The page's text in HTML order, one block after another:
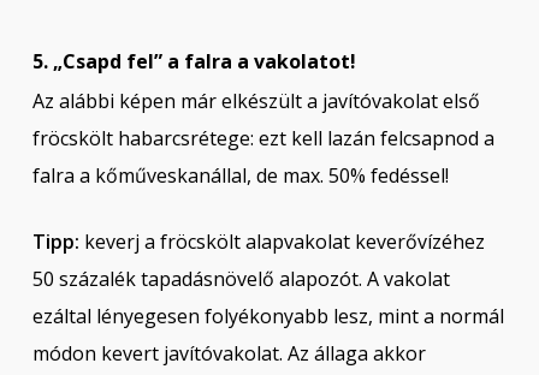
5. „Csapd fel” a falra a vakolatot!
Az alábbi képen már elkészült a javítóvakolat első
fröcskölt habarcsrétege: ezt kell lazán felcsapnod a
falra a kőműveskanállal, de max. 50% fedéssel!
Tipp: keverj a fröcskölt alapvakolat keverővízéhez
50 százalék tapadásnövelő alapozót. A vakolat
ezáltal lényegesen folyékonyabb lesz, mint a normál
módon kevert javítóvakolat. Az állaga akkor